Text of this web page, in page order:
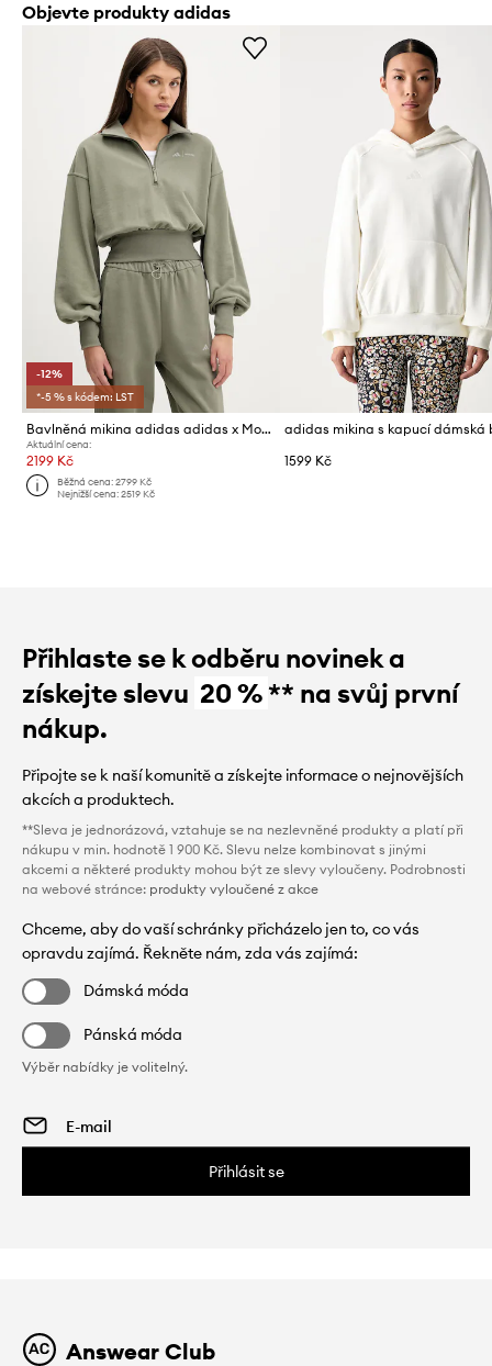
Objevte produkty adidas
-12%
*-5 % s kódem: LST
Bavlněná mikina adidas adidas x Moon Boot
Aktuální cena:
2199 Kč
Běžná cena:2799 Kč
Nejnižší cena:2519 Kč
1599 Kč
Přihlaste se k odběru novinek a
získejte slevu 20 %** na svůj první
nákup.
Připojte se k naší komunitě a získejte informace o nejnovějších
akcích a produktech.
**Sleva je jednorázová, vztahuje se na nezlevněné produkty a platí při
nákupu v min. hodnotě 1 900 Kč. Slevu nelze kombinovat s jinými
akcemi a některé produkty mohou být ze slevy vyloučeny. Podrobnosti
na webové stránce: produkty vyloučené z akce
Chceme, aby do vaší schránky přicházelo jen to, co vás
opravdu zajímá. Řekněte nám, zda vás zajímá:
Dámská móda
Pánská móda
Výběr nabídky je volitelný.
Přihlásit se
Answear Club